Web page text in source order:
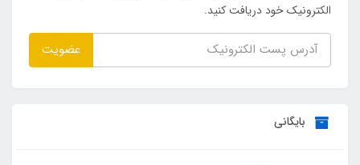
الکترونیک خود دریافت کنید.
عضویت
بایگانی